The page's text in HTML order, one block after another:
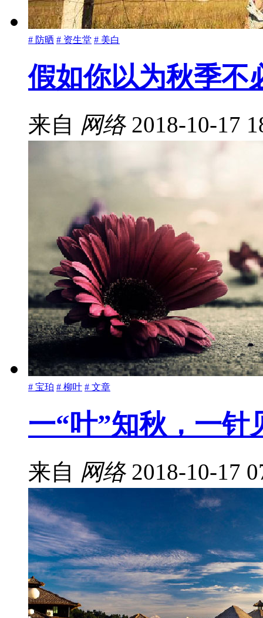
# 防晒 # 资生堂 # 美白
假如你以为秋季不
来自 网络 2018-10-17
# 宝珀 # 柳叶 # 文章
一“叶”知秋，一针
来自 网络 2018-10-17